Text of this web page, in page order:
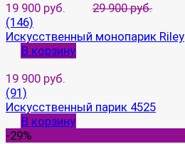
19 900 руб.
29 900 руб.
(146)
Искусственный монопарик Riley
В корзину
19 900 руб.
(91)
Искусственный парик 4525
В корзину
-29%